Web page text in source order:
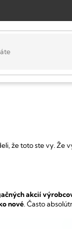
že toto ste vy.Že
akcií
nové.Často